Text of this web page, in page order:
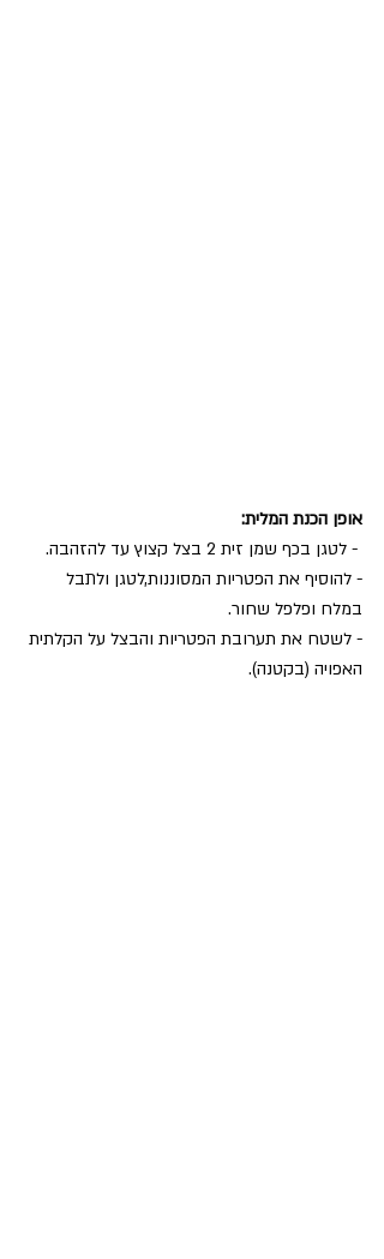
אופן הכנת המלית:
- להוסיף את הפטריות המסוננות,לטגן ולתבל
במלח ופלפל שחור.
- לשטח את תערובת הפטריות והבצל על הקלתית
האפויה (בקטנה).